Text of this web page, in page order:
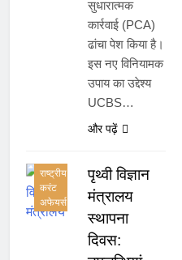
सुधारात्मक
कार्रवाई (PCA)
ढांचा पेश किया है।
इस नए विनियामक
उपाय का उद्देश्य
UCBS…
और पढ़ें
राष्ट्रीय
करंट
अफेयर्स
पृथ्वी विज्ञान
मंत्रालय
स्थापना
दिवस: